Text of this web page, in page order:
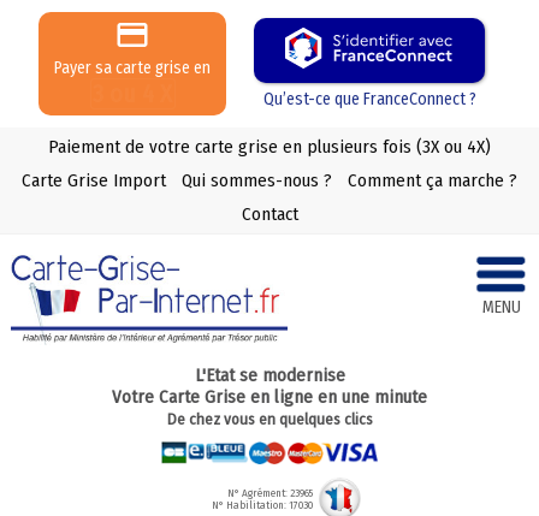
Payer sa carte grise en
Qu’est-ce que FranceConnect ?
Paiement de votre carte grise en plusieurs fois (3X ou 4X)
Carte Grise Import
Qui sommes-nous ?
Comment ça marche ?
Contact
MENU
L'Etat se modernise
Votre Carte Grise en ligne en une minute
De chez vous en quelques clics
N° Agrément: 23965
N° Habilitation: 17030